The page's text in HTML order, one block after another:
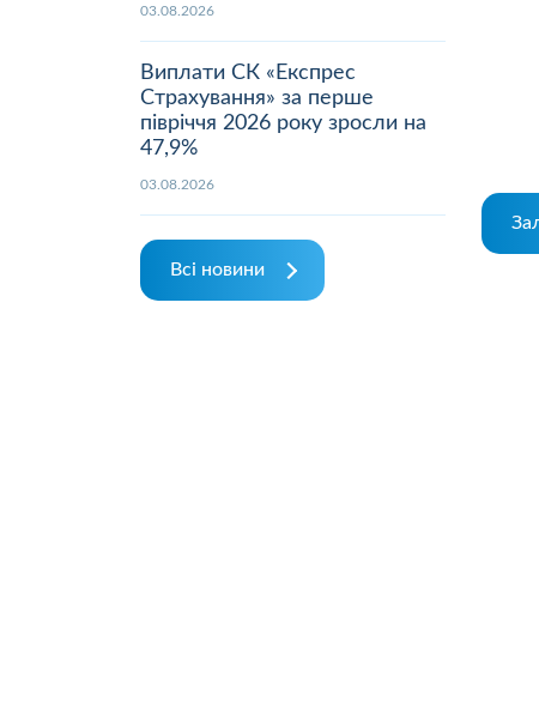
03.08.2026
Виплати СК «Експрес
Страхування» за перше
півріччя 2026 року зросли на
47,9%
03.08.2026
Всі новини